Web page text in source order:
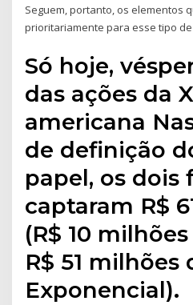
Seguem, portanto, os elementos
prioritariamente para esse tipo
Só hoje,
das ações da
americana
de definição
papel, os dois
captaram R$
(R$ 10
R$ 51 milhões
Exponencial).